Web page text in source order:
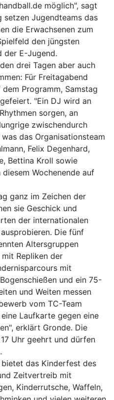
möglich", sagt
setzen Jugendteams das
die Erwachsenen zum
den jüngsten
der E-Jugend.
drei Tagen aber auch
Für Freitagabend
Programm, Samstag
"Ein DJ wird an
sorgen, an
zwischendurch
das Organisationsteam
Felix Degenhard,
Bettina Kroll sowie
Wochenende auf
ganz im Zeichen der
sie Geschick und
der internationalen
Die fünf
Altersgruppen
Repliken der
mit
und ein 75-
und Weiten messen
vom TC-Team
Laufkarte gegen eine
erklärt Gronde. Die
Uhr geehrt und dürfen
das Kinderfest des
Zeitvertreib mit
Kinderrutsche, Waffeln,